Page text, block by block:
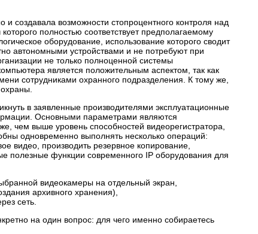
создавала возможности стопроцентного контроля над
полностью соответствует предполагаемому
оборудование, использование которого сводит
автономными устройствами и не потребуют при
не только полноценной системы
является положительным аспектом, так как
сотрудниками охранного подразделения. К тому же,
в заявленные производителями эксплуатационные
Основными параметрами являются
чем выше уровень способностей видеорегистратора,
одновременно выполнять несколько операций:
видео, производить резервное копирование,
полезные функции современного IP оборудования для
видеокамеры на отдельный экран,
архивного хранения),
сеть.
на один вопрос: для чего именно собираетесь